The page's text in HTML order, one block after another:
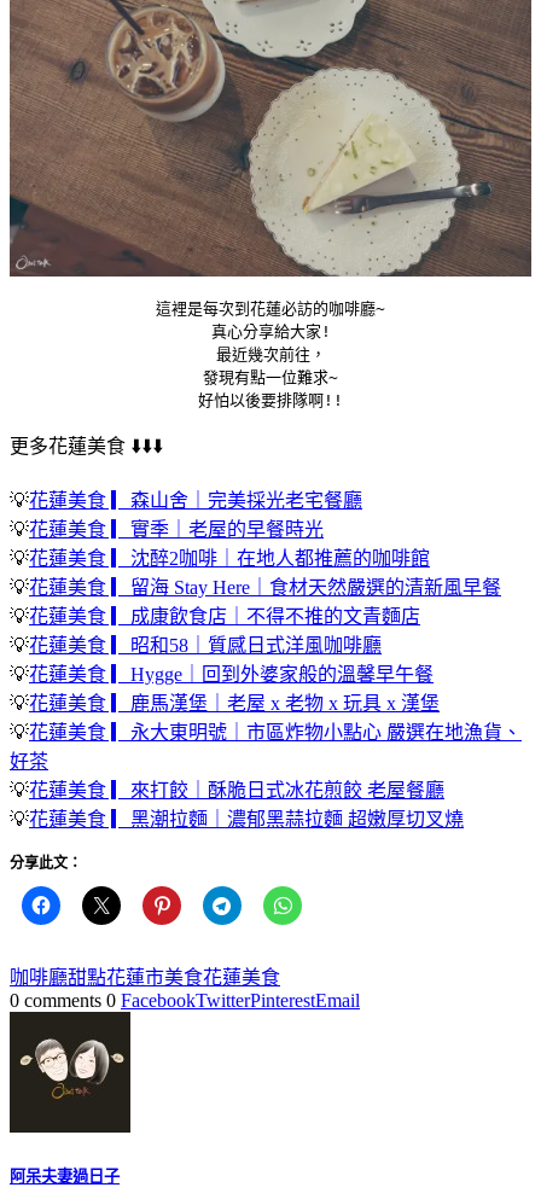
這裡是每次到花蓮必訪的咖啡廳~
真心分享給大家!
最近幾次前往，
發現有點一位難求~
好怕以後要排隊啊!!
更多花蓮美食 ⬇️⬇️⬇️
💡花蓮美食 ▎森山舍｜完美採光老宅餐廳
💡花蓮美食 ▎實季｜老屋的早餐時光
💡花蓮美食 ▎沈醉2咖啡｜在地人都推薦的咖啡館
💡花蓮美食 ▎留海 Stay Here｜食材天然嚴選的清新風早餐
💡花蓮美食 ▎成康飲食店｜不得不推的文青麵店
💡花蓮美食 ▎昭和58｜質感日式洋風咖啡廳
💡花蓮美食 ▎Hygge｜回到外婆家般的溫馨早午餐
💡花蓮美食 ▎鹿馬漢堡｜老屋 x 老物 x 玩具 x 漢堡
💡花蓮美食 ▎永大東明號｜市區炸物小點心 嚴選在地漁貨、
好茶
💡花蓮美食 ▎來打餃｜酥脆日式冰花煎餃 老屋餐廳
💡花蓮美食 ▎黑潮拉麵｜濃郁黑蒜拉麵 超嫩厚切叉燒
分享此文：
咖啡廳甜點花蓮市美食花蓮美食
0 comments 0 FacebookTwitterPinterestEmail
阿呆夫妻過日子